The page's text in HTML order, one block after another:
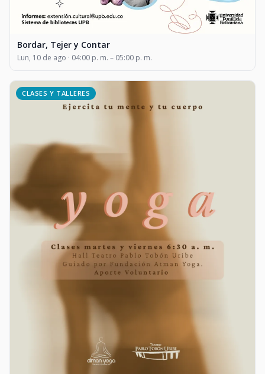
Bordar, Tejer y Contar
Lun, 10 de ago · 04:00 p. m. – 05:00 p. m.
CLASES Y TALLERES